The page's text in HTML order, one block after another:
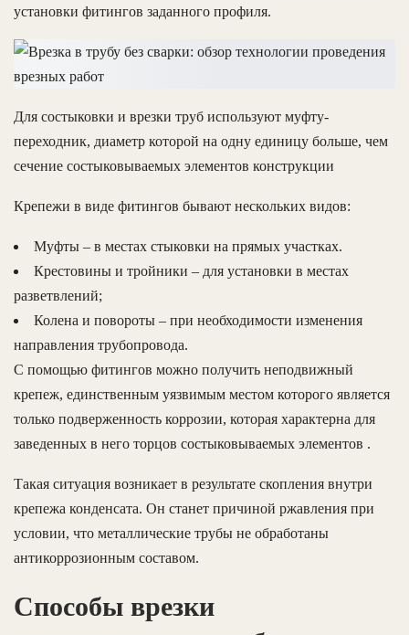
установки фитингов заданного профиля.
Для состыковки и врезки труб используют муфту-
переходник, диаметр которой на одну единицу больше, чем
сечение состыковываемых элементов конструкции
Крепежи в виде фитингов бывают нескольких видов:
Муфты – в местах стыковки на прямых участках.
Крестовины и тройники – для установки в местах
разветвлений;
Колена и повороты – при необходимости изменения
направления трубопровода.
С помощью фитингов можно получить неподвижный
крепеж, единственным уязвимым местом которого является
только подверженность коррозии, которая характерна для
заведенных в него торцов состыковываемых элементов .
Такая ситуация возникает в результате скопления внутри
крепежа конденсата. Он станет причиной ржавления при
условии, что металлические трубы не обработаны
антикоррозионным составом.
Способы врезки